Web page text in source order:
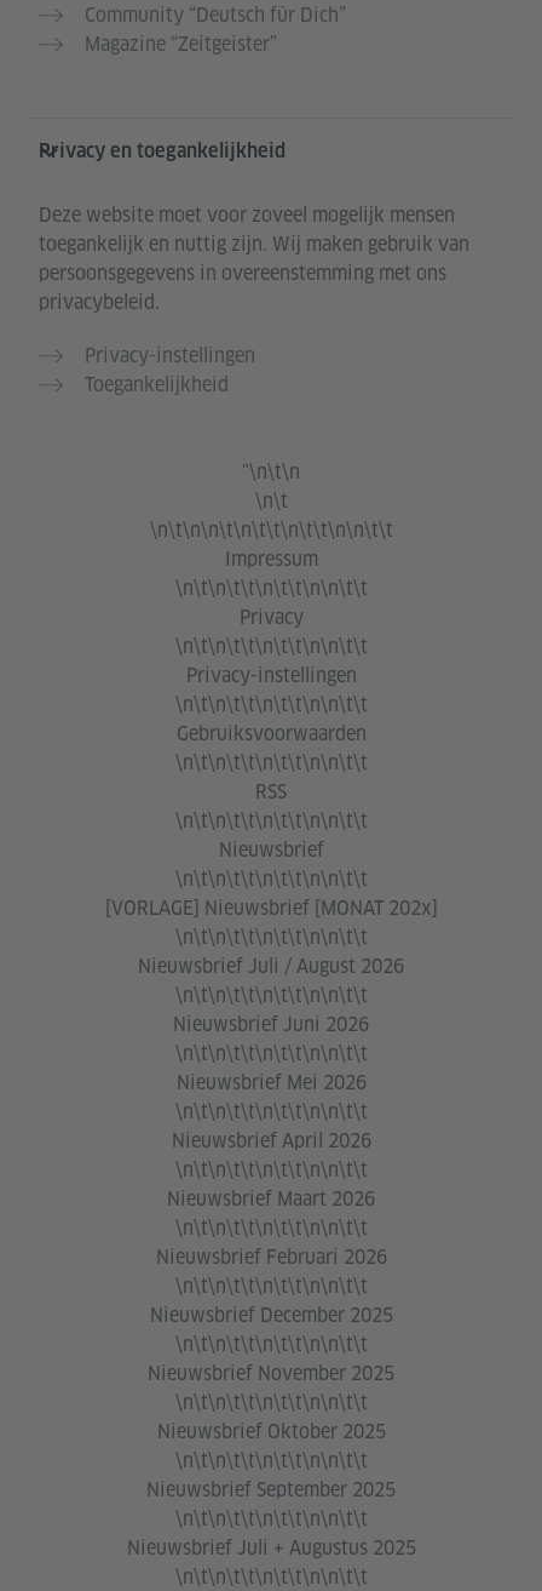
Community “Deutsch für Dich”
Magazine “Zeitgeister”
Privacy en toegankelijkheid
Deze website moet voor zoveel mogelijk mensen
toegankelijk en nuttig zijn. Wij maken gebruik van
persoonsgegevens in overeenstemming met ons
privacybeleid.
Privacy-instellingen
Toegankelijkheid
"\n\t\n
\n\t
\n\t\n\n\t\n\t\t\n\t\t\n\n\t\t
Impressum
\n\t\n\t\t\n\t\t\n\n\t\t
Privacy
\n\t\n\t\t\n\t\t\n\n\t\t
Privacy-instellingen
\n\t\n\t\t\n\t\t\n\n\t\t
Gebruiksvoorwaarden
\n\t\n\t\t\n\t\t\n\n\t\t
RSS
\n\t\n\t\t\n\t\t\n\n\t\t
Nieuwsbrief
\n\t\n\t\t\n\t\t\n\n\t\t
[VORLAGE] Nieuwsbrief [MONAT 202x]
\n\t\n\t\t\n\t\t\n\n\t\t
Nieuwsbrief Juli / August 2026
\n\t\n\t\t\n\t\t\n\n\t\t
Nieuwsbrief Juni 2026
\n\t\n\t\t\n\t\t\n\n\t\t
Nieuwsbrief Mei 2026
\n\t\n\t\t\n\t\t\n\n\t\t
Nieuwsbrief April 2026
\n\t\n\t\t\n\t\t\n\n\t\t
Nieuwsbrief Maart 2026
\n\t\n\t\t\n\t\t\n\n\t\t
Nieuwsbrief Februari 2026
\n\t\n\t\t\n\t\t\n\n\t\t
Nieuwsbrief December 2025
\n\t\n\t\t\n\t\t\n\n\t\t
Nieuwsbrief November 2025
\n\t\n\t\t\n\t\t\n\n\t\t
Nieuwsbrief Oktober 2025
\n\t\n\t\t\n\t\t\n\n\t\t
Nieuwsbrief September 2025
\n\t\n\t\t\n\t\t\n\n\t\t
Nieuwsbrief Juli + Augustus 2025
\n\t\n\t\t\n\t\t\n\n\t\t